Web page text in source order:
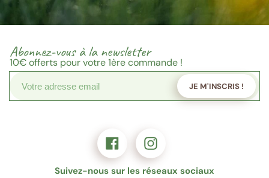
Abonnez-vous à la newsletter
10€offerts pour votre 1ère commande !
JE M'INSCRIS !
Suivez-nous sur les réseaux sociaux